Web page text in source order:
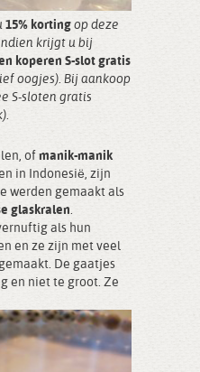
15% korting op deze
krijgt u bij
koperen S-slot gratis
oogjes). Bij aankoop
S-sloten gratis
of manik-manik
in Indonesië, zijn
werden gemaakt als
glaskralen.
als hun
en ze zijn met veel
De gaatjes
en niet te groot. Ze